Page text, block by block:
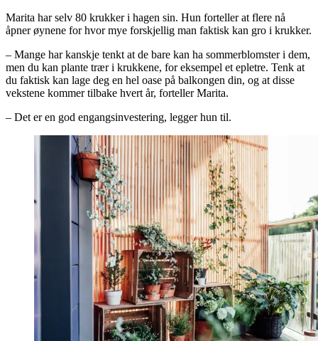
Marita har selv 80 krukker i hagen sin. Hun forteller at flere nå
åpner øynene for hvor mye forskjellig man faktisk kan gro i krukker.
– Mange har kanskje tenkt at de bare kan ha sommerblomster i dem,
men du kan plante trær i krukkene, for eksempel et epletre. Tenk at
du faktisk kan lage deg en hel oase på balkongen din, og at disse
vekstene kommer tilbake hvert år, forteller Marita.
– Det er en god engangsinvestering, legger hun til.